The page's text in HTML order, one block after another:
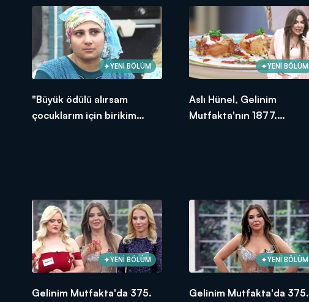
YENİ BÖLÜM
"Büyük ödülü alırsam
çocuklarım için birikim
YENİ BÖLÜM
Aslı Hünel, Gelinim
Mutfakta'nın 1877.
YENİ BÖLÜM
Gelinim Mutfakta'da 375.
YENİ BÖLÜM
Gelinim Mutfakta'da 375.